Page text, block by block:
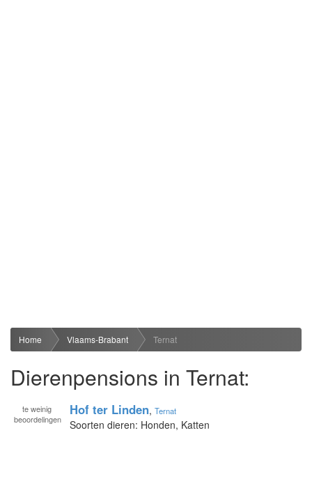
Home Vlaams-Brabant Ternat
Dierenpensions in Ternat:
te weinig
beoordelingen
Hof ter Linden, Ternat
Soorten dieren: Honden, Katten